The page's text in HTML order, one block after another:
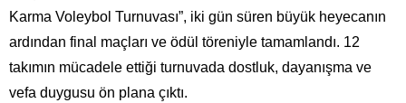
Karma Voleybol Turnuvası”, iki gün süren büyük heyecanın
ardından final maçları ve ödül töreniyle tamamlandı. 12
takımın mücadele ettiği turnuvada dostluk, dayanışma ve
vefa duygusu ön plana çıktı.